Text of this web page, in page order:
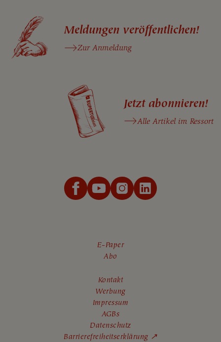
Meldungen veröffentlichen!
Zur Anmeldung
Jetzt abonnieren!
Alle Artikel im Ressort
E-Paper
Abo
Kontakt
Werbung
Impressum
AGBs
Datenschutz
Barrierefreiheitserklärung ↗